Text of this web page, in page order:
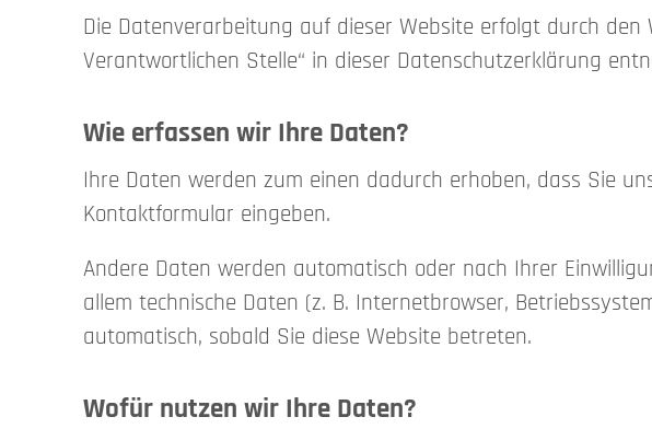
Die Datenverarbeitung auf dieser Website erfolgt durch
Verantwortlichen Stelle“ in dieser Datenschutzerklärung
Wie erfassen wir Ihre Daten?
Ihre Daten werden zum einen dadurch erhoben, dass Sie
Kontaktformular eingeben.
Andere Daten werden automatisch oder nach Ihrer
allem technische Daten (z. B. Internetbrowser,
automatisch, sobald Sie diese Website betreten.
Wofür nutzen wir Ihre Daten?